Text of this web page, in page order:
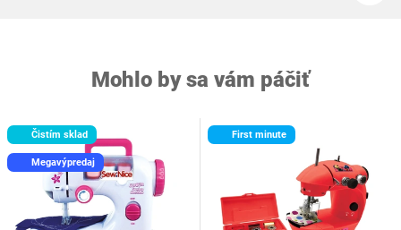
Mohlo by sa vám páčiť
Čistím sklad
Megavýpredaj
First minute